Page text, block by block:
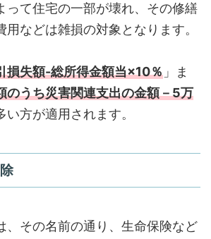
って住宅の一部が壊れ、その修繕
用などは雑損の対象となります。
損失額-総所得金額当×10％ 」ま
のうち災害関連支出の金額－5万
い方が適用されます。
、その名前の通り、生命保険など